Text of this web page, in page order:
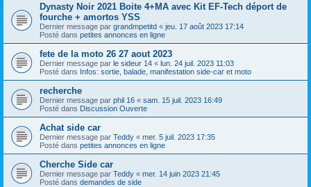
Dynasty Noir 2021 Boite 4+MA avec Kit EF-Tech déport de
fourche + amortos YSS
Dernier message par grandmpetitd « jeu. 17 août 2023 17:14
Posté dans petites annonces en ligne
fete de la moto 26 27 aout 2023
Dernier message par le sideur 14 « lun. 24 juil. 2023 11:03
Posté dans Infos: sortie, balade, manifestation side-car et moto
recherche
Dernier message par phil 16 « sam. 15 juil. 2023 16:49
Posté dans Discussion Ouverte
Achat side car
Dernier message par Teddy « mer. 5 juil. 2023 17:35
Posté dans petites annonces en ligne
Cherche Side car
Dernier message par Teddy « mer. 14 juin 2023 21:45
Posté dans demandes de side